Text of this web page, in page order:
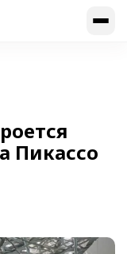
Пикассо